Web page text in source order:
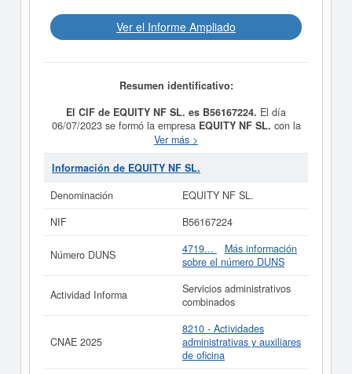
Ver el Informe Ampliado
Resumen identificativo:
El CIF de EQUITY NF SL. es B56167224. El día
06/07/2023 se formó la empresa EQUITY NF SL. con la
finalidad de Servicios administrativos combinados. Está
dentro de la categoría CNAE 8210 - Actividades
administrativas y auxiliares de oficina. La empresa
correspondiente a la actividad 87410101. La ficha
visualización es del 21/03/2024. Esta empresa y otras
Descubra a cuales desde aquí. Su capital se sitúa
alrededor de 0 a 3.100 €. El número de actos
publicados en el BORME sobre esta empresa es de 3 y
figura en el Registro Mercantil de Madrid.
Si está interesado en conocer más datos de la empresa
acceder inmediatamente a este
Informe ampliado
de EQUITY NF SL. y consultar los
resultados de sus años de actividad, así como los
balances y cuentas de resultados disponibles.
Ver más >
Información de EQUITY NF SL.
Denominación
EQUITY NF SL.
NIF
B56167224
Número DUNS 4719...
Más información
sobre el número DUNS
Actividad Informa
Servicios administrativos
combinados
CNAE 2025
8210 - Actividades
administrativas y auxiliares
de oficina